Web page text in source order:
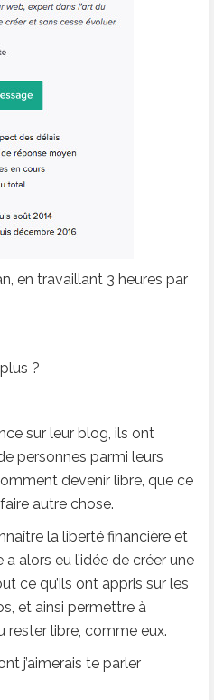
en travaillant 3 heures par
?
sur leur blog, ils ont
personnes parmi leurs
devenir libre, que ce
autre chose.
la liberté financière et
alors eu l’idée de créer une
ce qu’ils ont appris sur les
et ainsi permettre à
rester libre, comme eux.
j’aimerais te parler